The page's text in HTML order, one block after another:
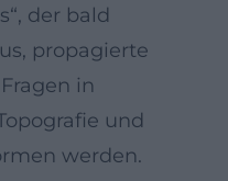
der bald
propagierte
in
und
werden.